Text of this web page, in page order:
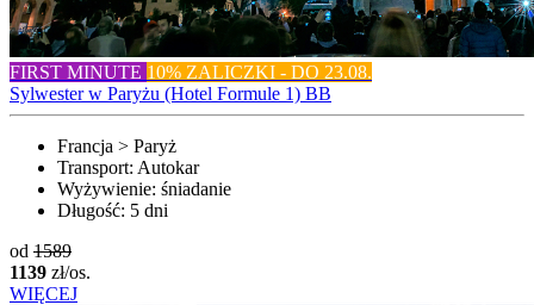
FIRST MINUTE 10% ZALICZKI - DO 23.08.
Sylwester w Paryżu (Hotel Formule 1) BB
Francja > Paryż
Transport: Autokar
Wyżywienie: śniadanie
Długość: 5 dni
od 1589
1139 zł/os.
WIĘCEJ